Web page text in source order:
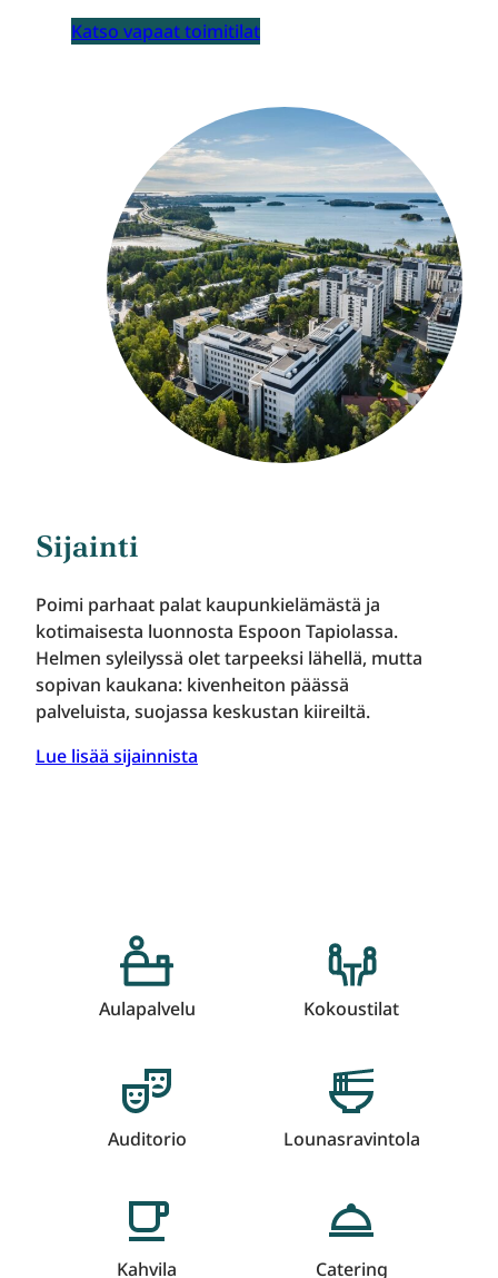
Katso vapaat toimitilat
Sijainti
Poimi parhaat palat kaupunkielämästä ja
kotimaisesta luonnosta Espoon Tapiolassa.
Helmen syleilyssä olet tarpeeksi lähellä, mutta
sopivan kaukana: kivenheiton päässä
palveluista, suojassa keskustan kiireiltä.
Lue lisää sijainnista
Aulapalvelu Kokoustilat
Auditorio Lounasravintola
Kahvila Catering